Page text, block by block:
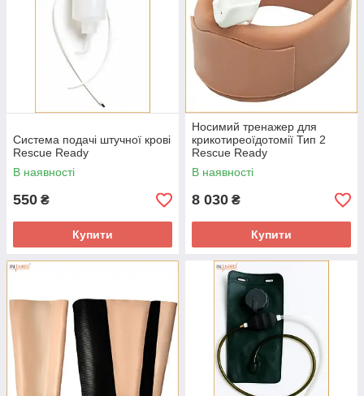
Система подачі штучної крові
Rescue Ready
В наявності
550 ₴
Купити
Носимий тренажер для
крикотиреоїдотомії Тип 2
Rescue Ready
В наявності
8 030 ₴
Купити